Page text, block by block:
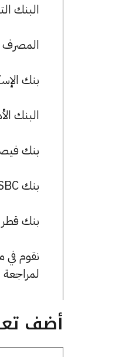
البنك
المصرف العربي
بنك الإسكندرية:
البنك الأهلي
بنك فيصل
بنك HSBC: استقر سعر اليورو للشراء عند 53.09 جنيها، وللبيع عند 53.39 جنيها.
بنك قطر
نقوم في مصر 365 بعمل تغطية مميزة لسعر اليورو في
أضف